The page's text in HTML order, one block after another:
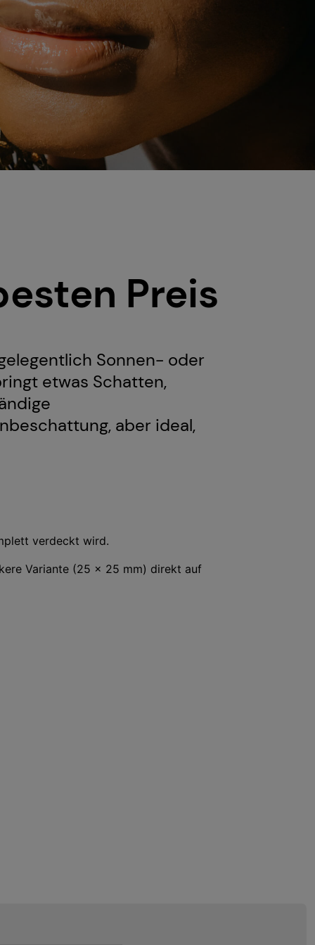
Preis
Sonnen- oder
etwas Schatten,
aber ideal,
verdeckt wird.
Variante (25 × 25 mm) direkt auf